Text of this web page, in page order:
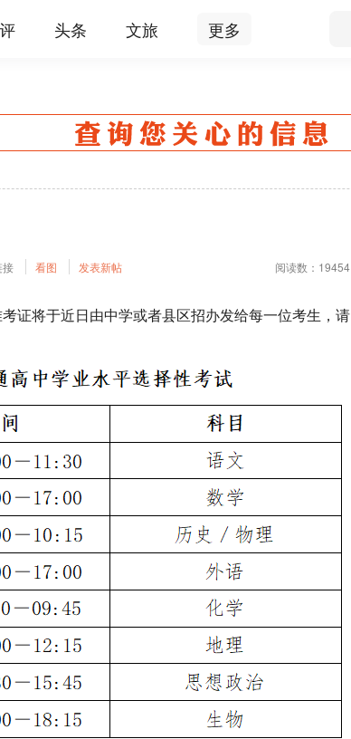
头条 文旅 更多
接 看图 发表新帖 阅读数：19454
证将于近日由中学或者县区招办发给每一位考生，请